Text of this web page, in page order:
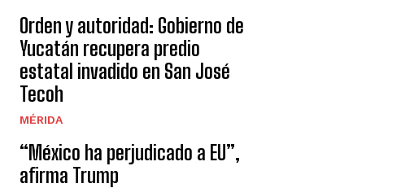
Orden y autoridad: Gobierno de
Yucatán recupera predio
estatal invadido en San José
Tecoh
MÉRIDA
“México ha perjudicado a EU”,
afirma Trump